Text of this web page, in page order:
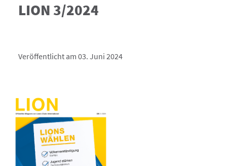
LION 3/2024
Veröffentlicht am 03. Juni 2024